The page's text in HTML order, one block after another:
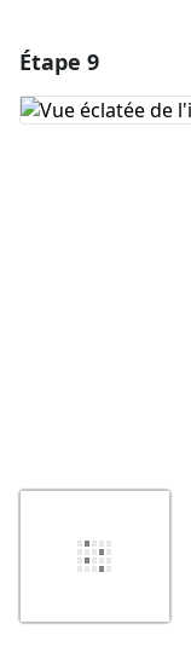
Ajouter un
Étape 9